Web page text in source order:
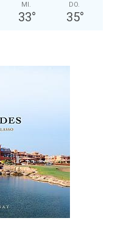
MI.
33°
DO.
35°